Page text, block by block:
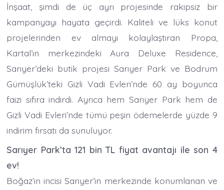
İnşaat, şimdi de üç ayrı projesinde rakipsiz bir
kampanyayı hayata geçirdi. Kaliteli ve lüks konut
projelerinden ev almayı kolaylaştıran Propa,
Kartal’ın merkezindeki Aura Deluxe Residence,
Sarıyer’deki butik projesi Sarıyer Park ve Bodrum
Gümüşlük’teki Gizli Vadi Evleri’nde 60 ay boyunca
faizi sıfıra indirdi. Ayrıca hem Sarıyer Park hem de
Gizli Vadi Evleri’nde tümü peşin ödemelerde yüzde 9
indirim fırsatı da sunuluyor.
Sarıyer Park’ta 121 bin TL fiyat avantajı ile son 4
ev!
Boğaz’ın incisi Sarıyer’in merkezinde konumlanan ve